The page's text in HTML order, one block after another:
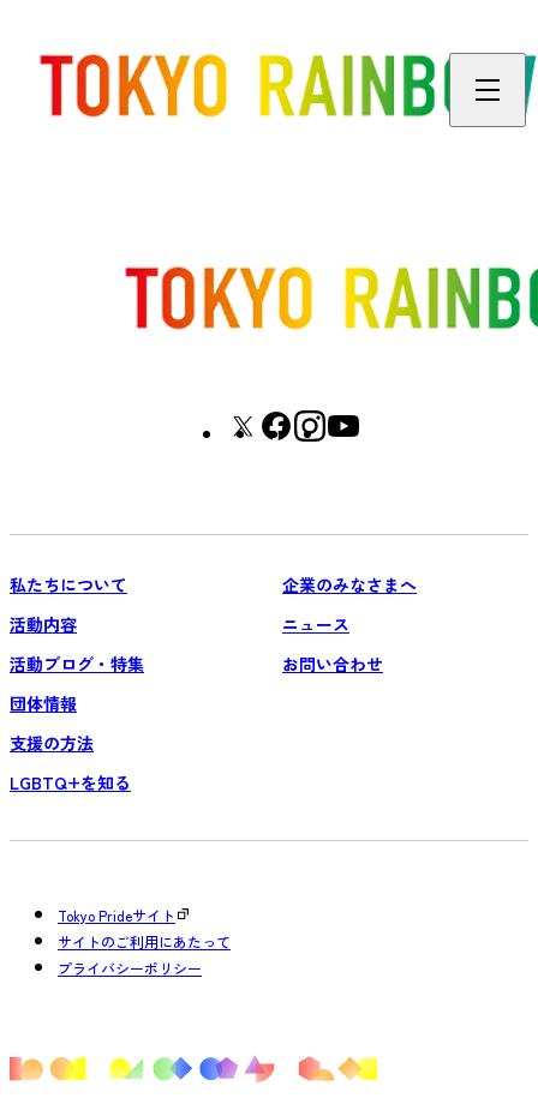
私たちについて
活動内容
活動ブログ・特集
団体情報
支援の方法
LGBTQ+を知る
企業のみなさまへ
ニュース
お問い合わせ
Tokyo Prideサイト
サイトのご利用にあたって
プライバシーポリシー